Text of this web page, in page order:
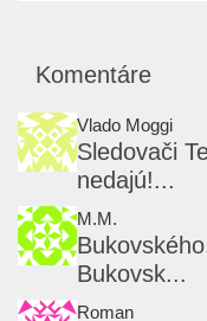
Komentáre
Vlado Moggi
Sledovači
nedajú!...
M.M.
Bukovsk...
Roman